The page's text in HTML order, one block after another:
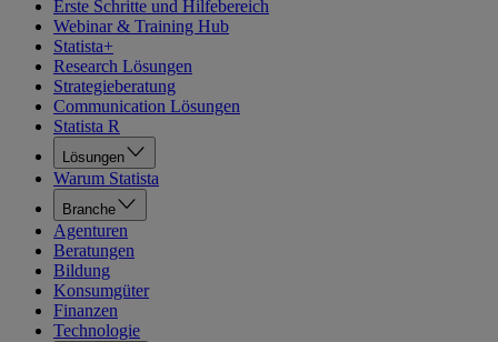
Erste Schritte und Hilfebereich
Webinar & Training Hub
Statista+
Research Lösungen
Strategieberatung
Communication Lösungen
Statista R
Lösungen
Warum Statista
Branche
Agenturen
Beratungen
Bildung
Konsumgüter
Finanzen
Technologie